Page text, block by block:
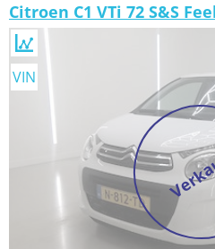
Citroen C1 VTi 72 S&S Feel
VIN